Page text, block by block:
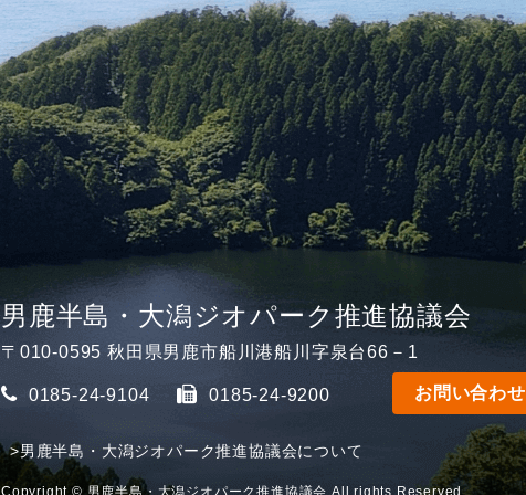
男鹿半島・大潟ジオパーク推進協議会
〒010-0595 秋田県男鹿市船川港船川字泉台66－1
0185-24-9104 0185-24-9200
>男鹿半島・大潟ジオパーク推進協議会について
Copyright © 男鹿半島・大潟ジオパーク推進協議会 All rights Reserved.
お問い合わせ